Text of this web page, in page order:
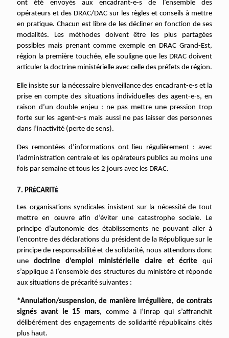
ont été envoyés aux encadrant-e-s de l’ensemble des
opérateurs et des DRAC/DAC sur les règles et conseils à mettre
en pratique. Chacun est libre de les décliner en fonction de ses
modalités. Les méthodes doivent être les plus partagées
possibles mais prenant comme exemple en DRAC Grand-Est,
région la première touchée, elle souligne que les DRAC doivent
articuler la doctrine ministérielle avec celle des préfets de région.
Elle insiste sur la nécessaire bienveillance des encadrant-e-s et la
prise en compte des situations individuelles des agent-e-s, en
raison d’un double enjeu : ne pas mettre une pression trop
forte sur les agent-e-s mais aussi ne pas laisser des personnes
dans l’inactivité (perte de sens).
Des remontées d’informations ont lieu régulièrement : avec
l’administration centrale et les opérateurs publics au moins une
fois par semaine et tous les 2 jours avec les DRAC.
7. PRÉCARITÉ
Les organisations syndicales insistent sur la nécessité de tout
mettre en œuvre afin d’éviter une catastrophe sociale. Le
principe d’autonomie des établissements ne pouvant aller à
l’encontre des déclarations du président de la République sur le
principe de responsabilité et de solidarité, nous attendons donc
une doctrine d’emploi ministérielle claire et écrite qui
s’applique à l’ensemble des structures du ministère et réponde
aux situations de précarité suivantes :
*Annulation/suspension, de manière irrégulière, de contrats
signés avant le 15 mars, comme à l’Inrap qui s’affranchit
délibérément des engagements de solidarité républicains cités
plus haut.